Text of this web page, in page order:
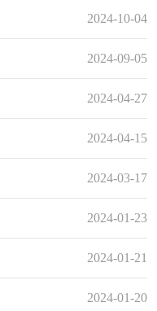
2024-10-04
2024-09-05
2024-04-27
2024-04-15
2024-03-17
2024-01-23
2024-01-21
2024-01-20